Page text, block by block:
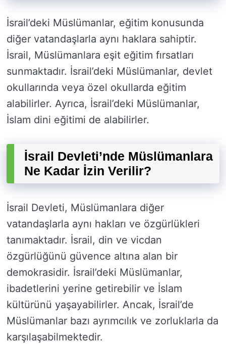
İsrail’deki Müslümanlar, eğitim konusunda
diğer vatandaşlarla aynı haklara sahiptir.
İsrail, Müslümanlara eşit eğitim fırsatları
sunmaktadır. İsrail’deki Müslümanlar, devlet
okullarında veya özel okullarda eğitim
alabilirler. Ayrıca, İsrail’deki Müslümanlar,
İslam dini eğitimi de alabilirler.
İsrail Devleti’nde Müslümanlara
Ne Kadar İzin Verilir?
İsrail Devleti, Müslümanlara diğer
vatandaşlarla aynı hakları ve özgürlükleri
tanımaktadır. İsrail, din ve vicdan
özgürlüğünü güvence altına alan bir
demokrasidir. İsrail’deki Müslümanlar,
ibadetlerini yerine getirebilir ve İslam
kültürünü yaşayabilirler. Ancak, İsrail’de
Müslümanlar bazı ayrımcılık ve zorluklarla da
karşılaşabilmektedir.